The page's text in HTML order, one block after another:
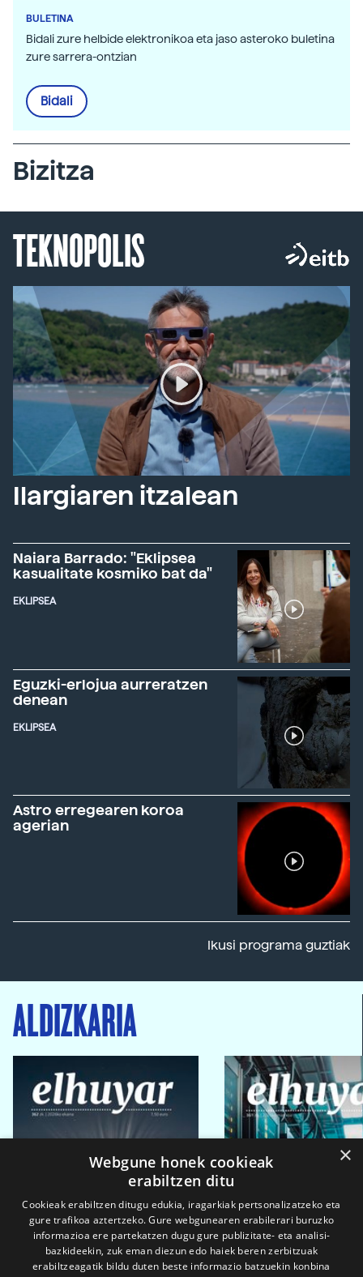
BULETINA
Bidali zure helbide elektronikoa eta jaso asteroko buletina
zure sarrera-ontzian
Bidali
Bizitza
TEKNOPOLIS
Ilargiaren itzalean
Naiara Barrado: "Eklipsea
kasualitate kosmiko bat da"
EKLIPSEA
Eguzki-erlojua aurreratzen
denean
EKLIPSEA
Astro erregearen koroa
agerian
Ikusi programa guztiak
ALDIZKARIA
×
Webgune honek cookieak
erabiltzen ditu
Cookieak erabiltzen ditugu edukia, iragarkiak pertsonalizatzeko eta
gure trafikoa aztertzeko. Gure webgunearen erabilerari buruzko
informazioa ere partekatzen dugu gure publizitate- eta analisi-
bazkideekin, zuk eman diezun edo haiek beren zerbitzuak
erabiltzeagatik bildu duten beste informazio batzuekin konbina